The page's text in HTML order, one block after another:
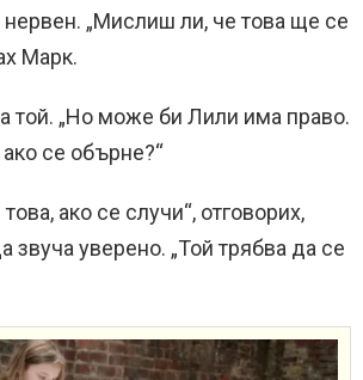
„Мислиш ли, че това ще се
Марк.
той. „Но може би Лили има право.
се обърне?“
ако се случи“, отговорих,
звуча уверено. „Той трябва да се